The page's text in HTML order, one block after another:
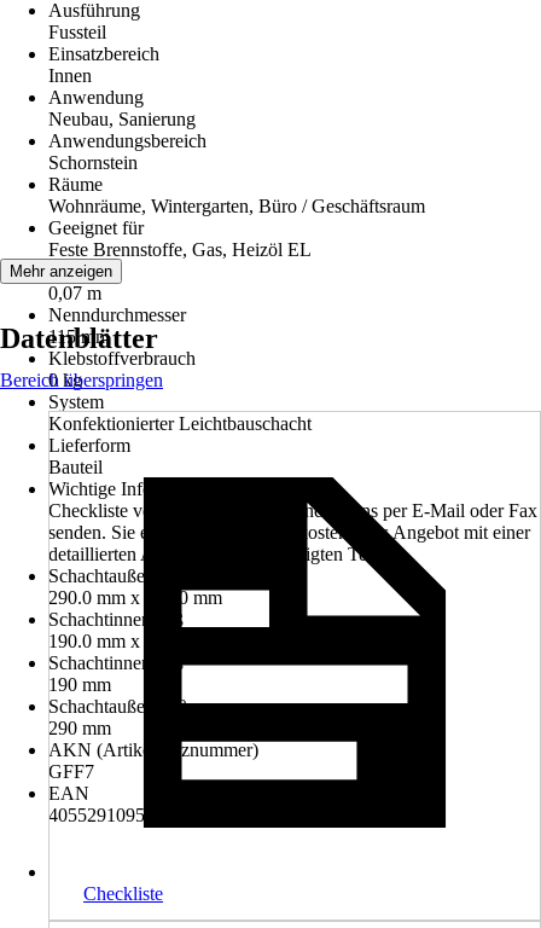
Ausführung
Fussteil
Einsatzbereich
Innen
Anwendung
Neubau, Sanierung
Anwendungsbereich
Schornstein
Räume
Wohnräume, Wintergarten, Büro / Geschäftsraum
Geeignet für
Feste Brennstoffe, Gas, Heizöl EL
Bauhöhe
0,07 m
Nenndurchmesser
115 mm
Klebstoffverbrauch
0 kg
System
Konfektionierter Leichtbauschacht
Lieferform
Bauteil
Wichtige Information
Checkliste vollständig ausfüllen und an uns per E-Mail oder Fax
senden. Sie erhalten von uns ein kostenfreies Angebot mit einer
detaillierten Auflistung aller benötigten Teile
Schachtaußenmaß
290.0 mm x 290.0 mm
Schachtinnenmaß
190.0 mm x 190.0 mm
Schachtinnenmaß
190 mm
Schachtaußenmaß
290 mm
AKN (Artikelkurznummer)
GFF7
EAN
4055291095026
Mehr anzeigen
Datenblätter
Bereich überspringen
Checkliste